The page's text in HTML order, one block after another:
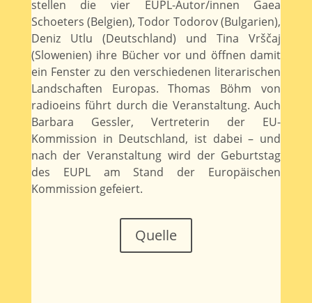
stellen die vier EUPL-Autor/innen Gaea
Schoeters (Belgien), Todor Todorov (Bulgarien),
Deniz Utlu (Deutschland) und Tina Vrščaj
(Slowenien) ihre Bücher vor und öffnen damit
ein Fenster zu den verschiedenen literarischen
Landschaften Europas. Thomas Böhm von
radioeins führt durch die Veranstaltung. Auch
Barbara Gessler, Vertreterin der EU-
Kommission in Deutschland, ist dabei – und
nach der Veranstaltung wird der Geburtstag
des EUPL am Stand der Europäischen
Kommission gefeiert.
Quelle